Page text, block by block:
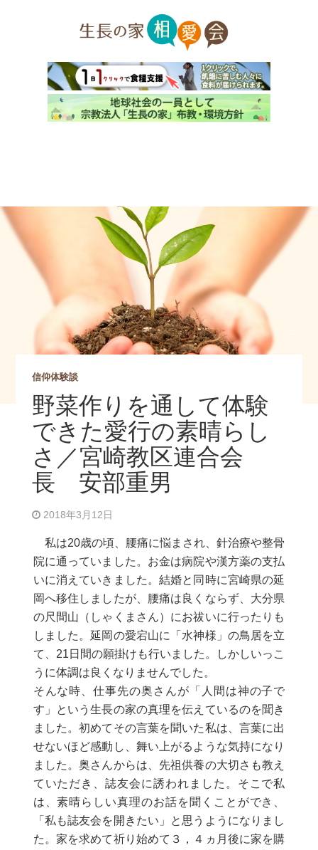
信仰体験談
野菜作りを通して体験
できた愛行の素晴らし
さ／宮崎教区連合会
長 安部重男
2018年3月12日
私は20歳の頃、腰痛に悩まされ、針治療や整骨
院に通っていました。お金は病院や漢方薬の支払
いに消えていきました。結婚と同時に宮崎県の延
岡へ移住しましたが、腰痛は良くならず、大分県
の尺間山（しゃくまさん）にお祓いに行ったりも
しました。延岡の愛宕山に「水神様」の鳥居を立
て、21日間の願掛けも行いました。しかしいっこ
うに体調は良くなりませんでした。
そんな時、仕事先の奥さんが「人間は神の子で
す」という生長の家の真理を伝えているのを聞き
ました。初めてその言葉を聞いた私は、言葉に出
せないほど感動し、舞い上がるような気持になり
ました。奥さんからは、先祖供養の大切さも教え
ていただき、誌友会に誘われました。そこで私
は、素晴らしい真理のお話を聞くことができ、
「私も誌友会を開きたい」と思うようになりまし
た。家を求めて祈り始めて３，４ヵ月後に家を購